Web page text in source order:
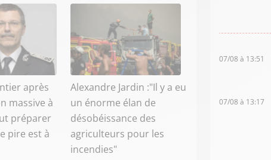
après
massive à
préparer
pire est à
Alexandre Jardin :"Il y a eu
un énorme élan de
désobéissance des
agriculteurs pour les
incendies"
07/08 à 13:51
07/08 à 13:17